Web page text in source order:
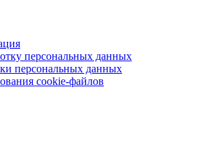
персональных данных
персональных данных
cookie-файлов